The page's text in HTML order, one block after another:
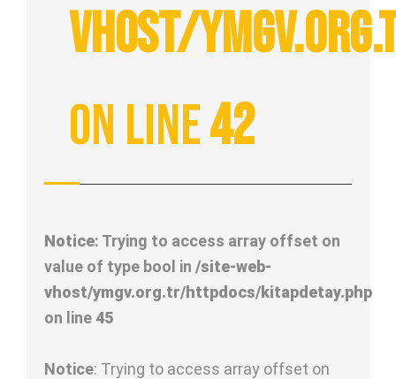
vhost/
on line42
Notice: Trying to access array offset on
value of type bool in /site-web-
vhost/ymgv.org.tr/httpdocs/kitapdetay.php
on line 45
Notice: Trying to access array offset on